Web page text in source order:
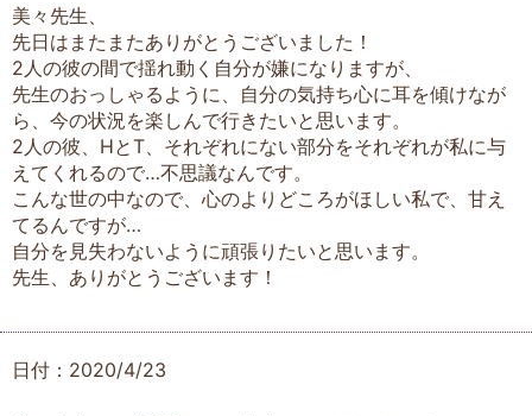
美々先生、
先日はまたまたありがとうございました！
2人の彼の間で揺れ動く自分が嫌になりますが、
先生のおっしゃるように、自分の気持ち心に耳を傾けなが
ら、今の状況を楽しんで行きたいと思います。
2人の彼、HとT、それぞれにない部分をそれぞれが私に与
えてくれるので…不思議なんです。
こんな世の中なので、心のよりどころがほしい私で、甘え
てるんですが…
自分を見失わないように頑張りたいと思います。
先生、ありがとうございます！
日付：2020/4/23